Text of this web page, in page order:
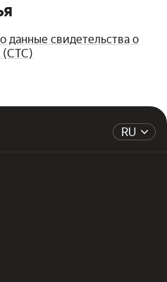
данные свидетельства о
(СТС)
RU